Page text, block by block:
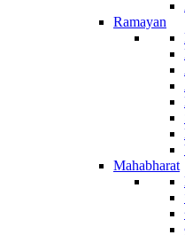
Ramayan
Mahabharat